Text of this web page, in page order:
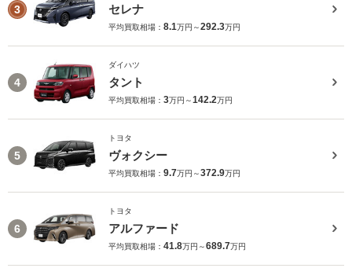
3 セレナ
平均買取相場： 8.1万円～292.3万円
4
ダイハツ
タント
平均買取相場： 3万円～142.2万円
5
トヨタ
ヴォクシー
平均買取相場： 9.7万円～372.9万円
6
トヨタ
アルファード
平均買取相場： 41.8万円～689.7万円